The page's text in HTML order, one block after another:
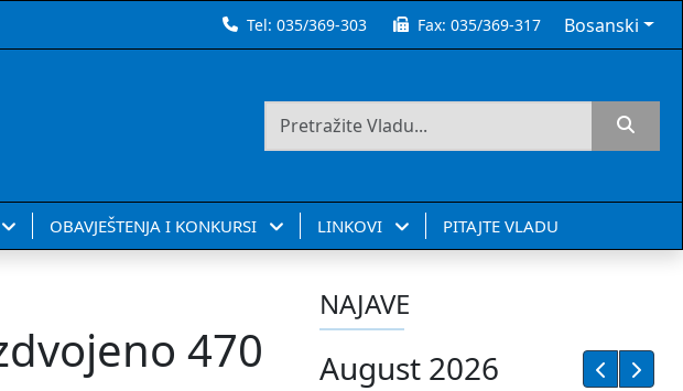
Tel:035/369-303 Fax:035/369-317 Bosanski
OBAVJEŠTENJA I KONKURSI LINKOVI PITAJTE VLADU
470
NAJAVE
August 2026